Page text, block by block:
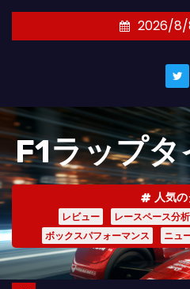
キ
ッ
プ
2026/
F1ラップ
人気
レビュー レースペース分析
ボックスパフォーマンス
ニュ